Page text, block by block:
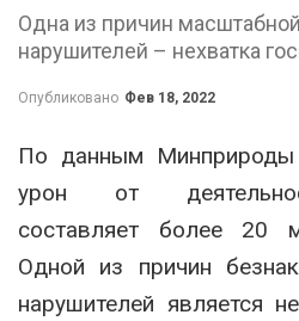
Одна из причин
нарушителей – нехватка
Опубликовано Фев 18, 2022
По данным Минприроды
урон от
составляет более 20
Одной из причин
нарушителей является